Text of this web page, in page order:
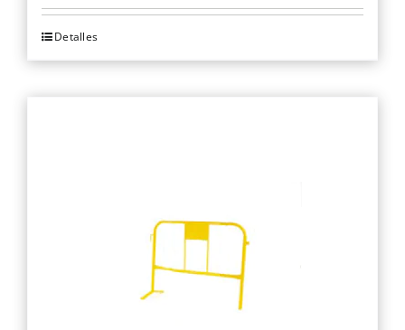
Detalles